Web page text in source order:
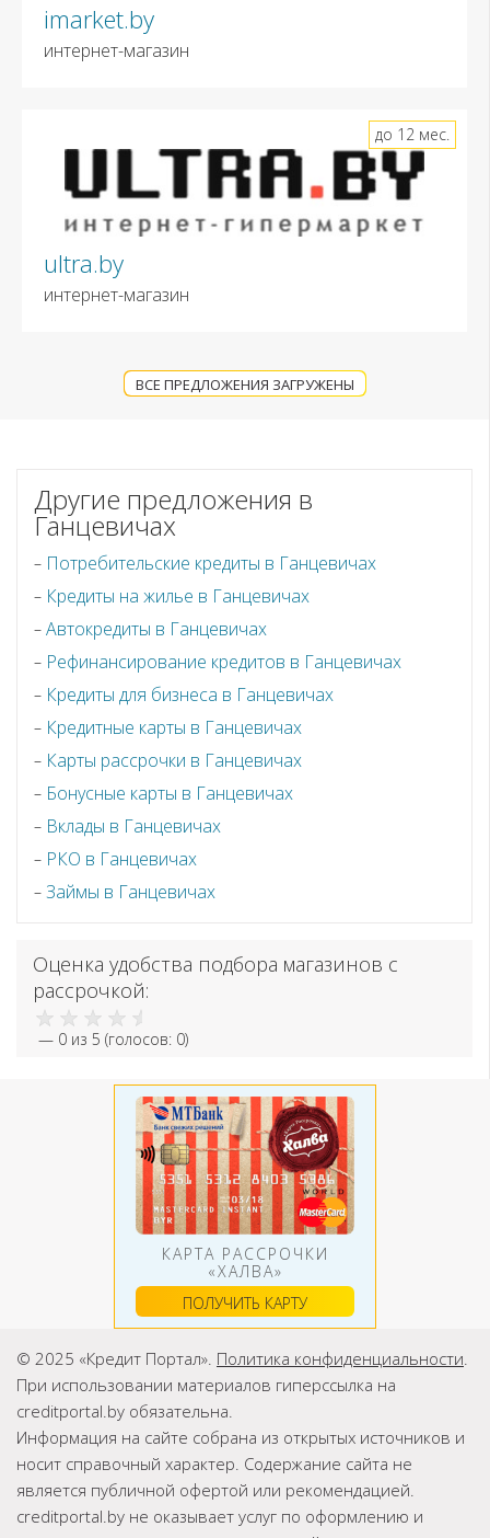
imarket.by
интернет-магазин
ultra.by
интернет-магазин
до 12 мес.
ВСЕ ПРЕДЛОЖЕНИЯ ЗАГРУЖЕНЫ
Другие предложения в
Ганцевичах
Потребительские кредиты в Ганцевичах
Кредиты на жилье в Ганцевичах
Автокредиты в Ганцевичах
Рефинансирование кредитов в Ганцевичах
Кредиты для бизнеса в Ганцевичах
Кредитные карты в Ганцевичах
Карты рассрочки в Ганцевичах
Бонусные карты в Ганцевичах
Вклады в Ганцевичах
РКО в Ганцевичах
Займы в Ганцевичах
Оценка удобства подбора магазинов с
рассрочкой:
— 0 из 5 (голосов: 0)
КАРТА РАССРОЧКИ
«ХАЛВА»
ПОЛУЧИТЬ КАРТУ
© 2025 «Кредит Портал». Политика конфиденциальности.
При использовании материалов гиперссылка на
creditportal.by обязательна.
Информация на сайте собрана из открытых источников и
носит справочный характер. Содержание сайта не
является публичной офертой или рекомендацией.
creditportal.by не оказывает услуг по оформлению и